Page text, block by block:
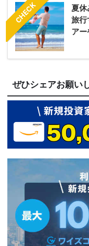
CHECK
夏休
旅行
ア
ぜひシェアお願い